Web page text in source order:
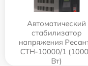
Автоматический
стабилизатор
напряжения
СТН-10000/1
Вт)